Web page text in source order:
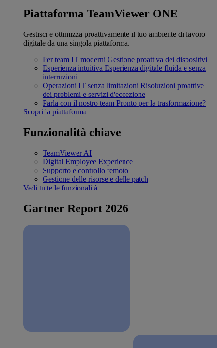
Piattaforma TeamViewer ONE
Gestisci e ottimizza proattivamente il tuo ambiente di lavoro
digitale da una singola piattaforma.
Per team IT moderni Gestione proattiva dei dispositivi
Esperienza intuitiva Esperienza digitale fluida e senza
interruzioni
Operazioni IT senza limitazioni Risoluzioni proattive
dei problemi e servizi d'eccezione
Parla con il nostro team Pronto per la trasformazione?
Scopri la piattaforma
Funzionalità chiave
TeamViewer AI
Digital Employee Experience
Supporto e controllo remoto
Gestione delle risorse e delle patch
Vedi tutte le funzionalità
Gartner Report 2026